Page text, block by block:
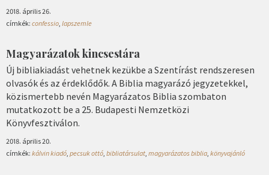
2018. április 26.
címkék: confessio, lapszemle
Magyarázatok kincsestára
Új bibliakiadást vehetnek kezükbe a Szentírást rendszeresen
olvasók és az érdeklődők. A Biblia magyarázó jegyzetekkel,
közismertebb nevén Magyarázatos Biblia szombaton
mutatkozott be a 25. Budapesti Nemzetközi
Könyvfesztiválon.
2018. április 20.
címkék: kálvin kiadó pecsuk ottó bibliatársulat magyarázatos biblia könyvajánló